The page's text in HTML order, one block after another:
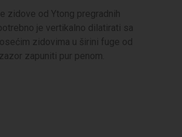
zidove od Ytong pregradnih
je vertikalno dilatirati sa
zidovima u širini fuge od
zapuniti pur penom.